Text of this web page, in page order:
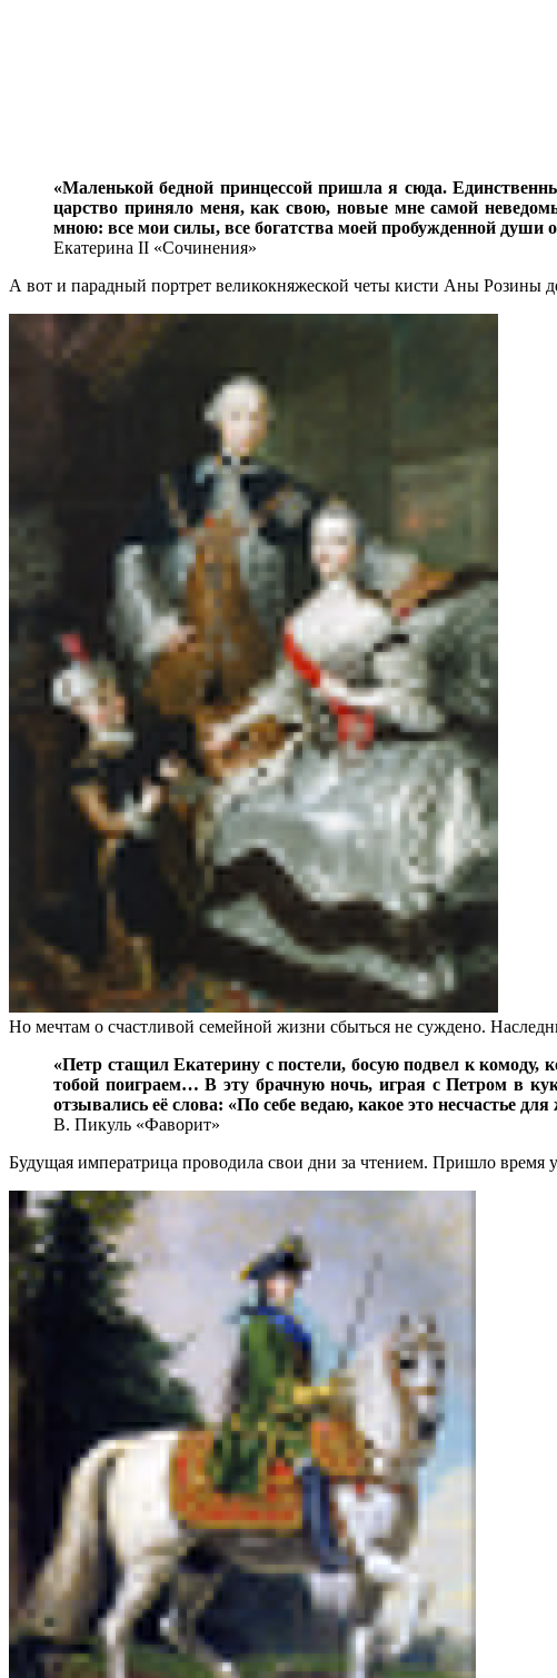
«Маленькой бедной принцессой пришла я сюда.
царство приняло меня, как свою, новые мне самой
мною: все мои силы, все богатства моей пробужденной души
Екатерина II «Сочинения»
А вот и парадный портрет великокняжеской четы кисти Аны Розины
Но мечтам о счастливой семейной жизни сбыться не суждено.
«Петр стащил Екатерину с постели, босую подвел к
тобой поиграем… В эту брачную ночь, играя с Петром в
отзывались её слова: «По себе ведаю, какое это несчастье
В. Пикуль «Фаворит»
Будущая императрица проводила свои дни за чтением. Пришло время